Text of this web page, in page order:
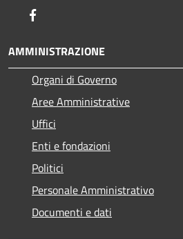
AMMINISTRAZIONE
Organi di Governo
Aree Amministrative
Uffici
Enti e fondazioni
Politici
Personale Amministrativo
Documenti e dati